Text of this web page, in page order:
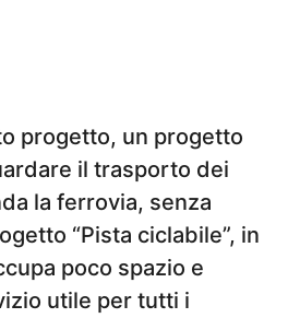
progetto, un progetto
il trasporto dei
la ferrovia, senza
“Pista ciclabile”, in
poco spazio e
utile per tutti i